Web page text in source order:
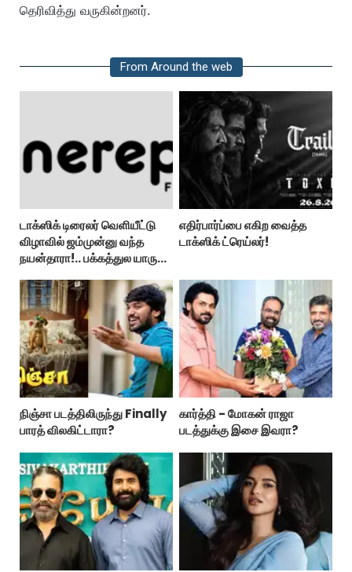
தெரிவித்து வருகின்றனர்.
From Around the web
டாக்ஸிக் டிரைலர் வெளியீட்டு
விழாவில் ஜம்முன்னு வந்த
நயன்தாரா!.. பக்கத்துல யாரு
எதிர்பார்ப்பை எகிற வைத்த
டாக்ஸிக் ட்ரெய்லர்!
நிஞ்சா படத்திலிருந்து Finally
பாரத் விலகிட்டாரா?
கார்த்தி - மோகன் ராஜா
படத்துக்கு இசை இவரா?